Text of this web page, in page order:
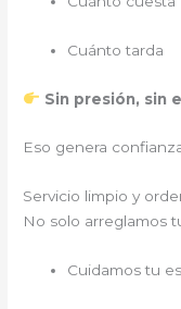
Cuánto tarda
Sin presión, sin
Eso genera
Servicio limpio y
No solo arreglamos
Cuidamos tu